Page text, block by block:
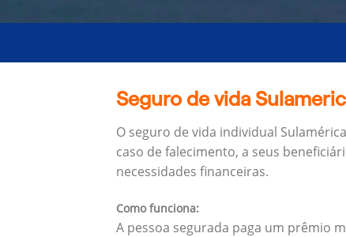
Seguro de vida
O seguro de vida individual
caso de falecimento, a seus
necessidades financeiras.
Como funciona:
A pessoa segurada paga um prêmio